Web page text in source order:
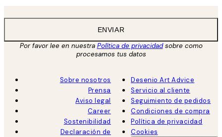
ENVIAR
Por favor lee en nuestra Política de privacidadsobre como
procesamos tus datos
Sobre nosotros
Prensa
Aviso legal
Career
Sostenibilidad
Declaración de
Desenio Art Advice
Servicio al cliente
Seguimiento de pedidos
Condiciones de compra
Política de privacidad
Cookies